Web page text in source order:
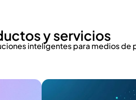
y servicios
inteligentes para medios